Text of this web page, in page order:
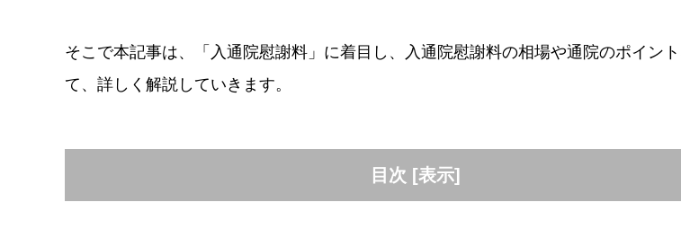
そこで本記事は、「入通院慰謝料」に着目し、入通院慰謝料の相場や通院のポイン
て、詳しく解説していきます。
目次 [表示]